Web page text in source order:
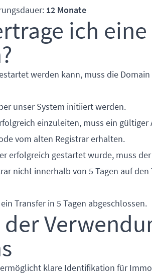
12 Monate
ich
werden kann, muss die
unser System initiiert werden.
einzuleiten, muss ein
vom alten Registrar erhalten.
erfolgreich gestartet wurde, muss
nicht innerhalb von 5 Tagen auf
Transfer in 5 Tagen abgeschlossen.
ermöglicht klare Identifikation für